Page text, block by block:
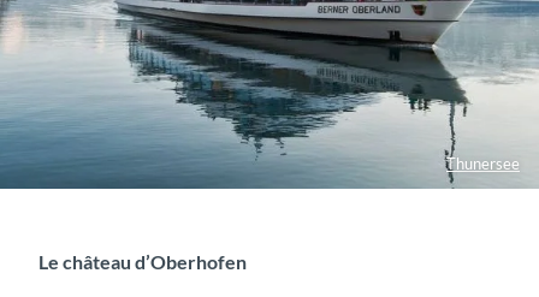
Thunersee
Le château d’Oberhofen